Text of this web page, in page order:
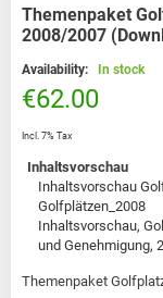
Themenpaket
2008/2007
Availability: In stock
€62.00
Incl. 7% Tax
Inhaltsvorschau
Inhaltsvorschau
Golfplätzen_2008
Inhaltsvorschau,
und Genehmigung,
Themenpaket